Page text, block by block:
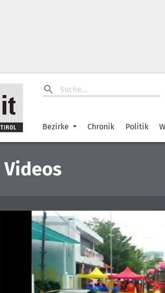
Bezirke Chronik Politik
Videos